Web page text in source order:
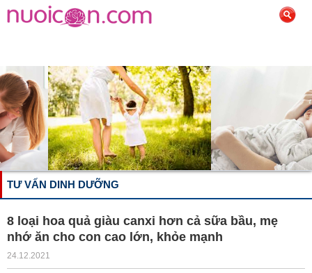
TƯ VẤN DINH DƯỠNG
8 loại hoa quả giàu canxi hơn cả sữa bầu, mẹ
nhớ ăn cho con cao lớn, khỏe mạnh
24.12.2021